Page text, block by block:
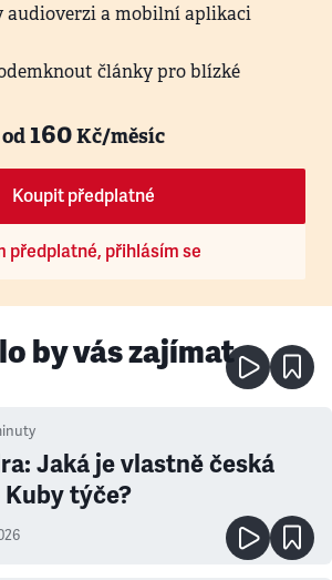
audioverzi a mobilní aplikaci
články pro blízké
od160Kč/měsíc
Koupit předplatné
předplatné, přihlásím se
by vás zajímat
Jaká je vlastně česká
Kuby týče?